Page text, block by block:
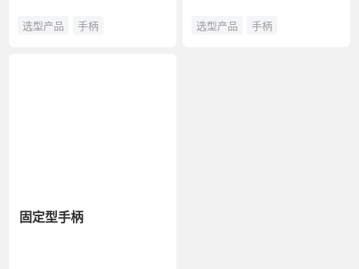
选型产品 手柄
固定型手柄
选型产品 手柄